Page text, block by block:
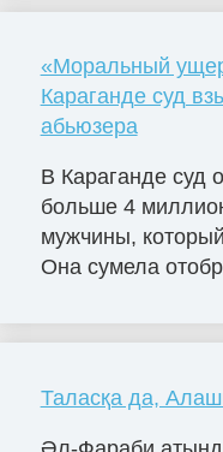
«Моральный
Караганде суд
абьюзера
В Караганде суд
больше 4
мужчины,
Она сумела
Таласқа да,